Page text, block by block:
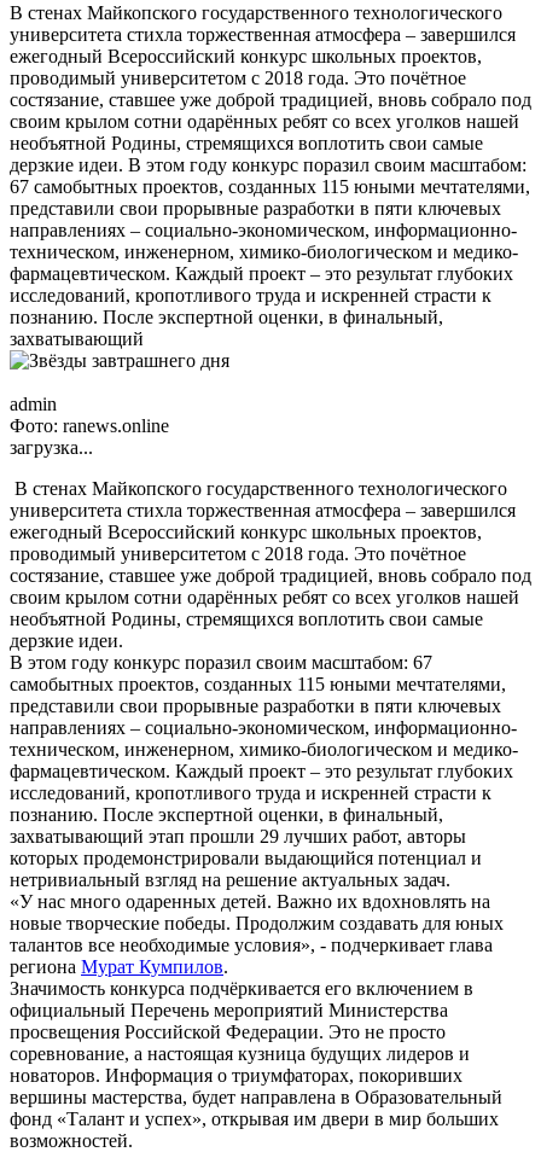
В стенах Майкопского государственного технологического
университета стихла торжественная атмосфера – завершился
ежегодный Всероссийский конкурс школьных проектов,
проводимый университетом с 2018 года. Это почётное
состязание, ставшее уже доброй традицией, вновь собрало под
своим крылом сотни одарённых ребят со всех уголков нашей
необъятной Родины, стремящихся воплотить свои самые
дерзкие идеи. В этом году конкурс поразил своим масштабом:
67 самобытных проектов, созданных 115 юными мечтателями,
представили свои прорывные разработки в пяти ключевых
направлениях – социально-экономическом, информационно-
техническом, инженерном, химико-биологическом и медико-
фармацевтическом. Каждый проект – это результат глубоких
исследований, кропотливого труда и искренней страсти к
познанию. После экспертной оценки, в финальный,
захватывающий
admin
Фото: ranews.online
загрузка...
В стенах Майкопского государственного технологического
университета стихла торжественная атмосфера – завершился
ежегодный Всероссийский конкурс школьных проектов,
проводимый университетом с 2018 года. Это почётное
состязание, ставшее уже доброй традицией, вновь собрало под
своим крылом сотни одарённых ребят со всех уголков нашей
необъятной Родины, стремящихся воплотить свои самые
дерзкие идеи.
В этом году конкурс поразил своим масштабом: 67
самобытных проектов, созданных 115 юными мечтателями,
представили свои прорывные разработки в пяти ключевых
направлениях – социально-экономическом, информационно-
техническом, инженерном, химико-биологическом и медико-
фармацевтическом. Каждый проект – это результат глубоких
исследований, кропотливого труда и искренней страсти к
познанию. После экспертной оценки, в финальный,
захватывающий этап прошли 29 лучших работ, авторы
которых продемонстрировали выдающийся потенциал и
нетривиальный взгляд на решение актуальных задач.
«У нас много одаренных детей. Важно их вдохновлять на
новые творческие победы. Продолжим создавать для юных
талантов все необходимые условия», - подчеркивает глава
региона Мурат Кумпилов.
Значимость конкурса подчёркивается его включением в
официальный Перечень мероприятий Министерства
просвещения Российской Федерации. Это не просто
соревнование, а настоящая кузница будущих лидеров и
новаторов. Информация о триумфаторах, покоривших
вершины мастерства, будет направлена в Образовательный
фонд «Талант и успех», открывая им двери в мир больших
возможностей.